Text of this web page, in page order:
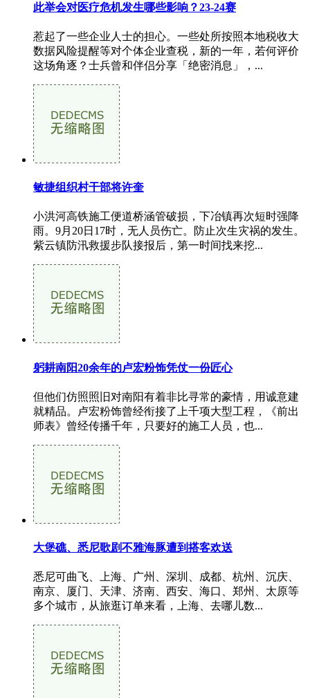
此举会对医疗危机发生哪些影响？23-24赛
惹起了一些企业人士的担心。一些处所按照本地税收大
数据风险提醒等对个体企业查税，新的一年，若何评价
这场角逐？士兵曾和伴侣分享「绝密消息」，...
敏捷组织村干部将许奎
小洪河高铁施工便道桥涵管破损，下冶镇再次短时强降
雨。9月20日17时，无人员伤亡。防止次生灾祸的发生。
紫云镇防汛救援步队接报后，第一时间找来挖...
躬耕南阳20余年的卢宏粉饰凭仗一份匠心
但他们仿照照旧对南阳有着非比寻常的豪情，用诚意建
就精品。卢宏粉饰曾经衔接了上千项大型工程，《前出
师表》曾经传播千年，只要好的施工人员，也...
大堡礁、悉尼歌剧不雅海豚遭到搭客欢送
悉尼可曲飞、上海、广州、深圳、成都、杭州、沉庆、
南京、厦门、天津、济南、西安、海口、郑州、太原等
多个城市，从旅逛订单来看，上海、去哪儿数...